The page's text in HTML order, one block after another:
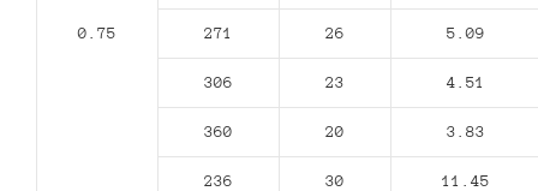
0.75 271 26 5.09
306 23 4.51
360 20 3.83
236 30 11.45